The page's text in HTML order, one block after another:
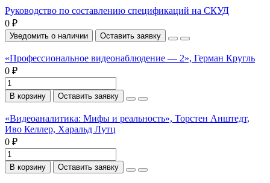
Руководство по составлению спецификаций на СКУД
0 ₽
Уведомить о наличии Оставить заявку
«Профессиональное видеонаблюдение — 2», Герман Кругль
0 ₽
В корзину Оставить заявку
«Видеоаналитика: Мифы и реальность», Торстен Анштедт,
Иво Келлер, Харальд Лутц
0 ₽
В корзину Оставить заявку